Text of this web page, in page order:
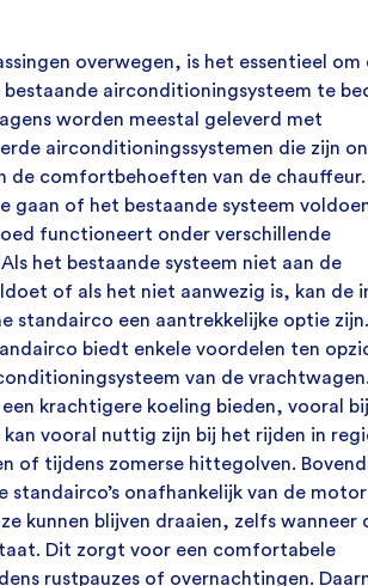
overwegen, is het essentieel om
bestaande airconditioningsysteem te
worden meestal geleverd met
airconditioningssystemen die zijn
de comfortbehoeften van de chauffeur.
gaan of het bestaande systeem
functioneert onder verschillende
het bestaande systeem niet aan de
of als het niet aanwezig is, kan de
standairco een aantrekkelijke optie zijn.
biedt enkele voordelen ten
van de
krachtigere koeling bieden, vooral
vooral nuttig zijn bij het rijden in
of tijdens zomerse hittegolven.
standairco’s onafhankelijk van de
kunnen blijven draaien, zelfs wanneer
Dit zorgt voor een comfortabele
rustpauzes of overnachtingen.